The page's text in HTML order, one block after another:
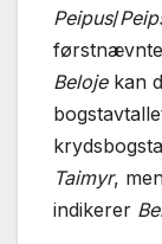
Peipus/
Belojekan
Taimyr,
indikerer